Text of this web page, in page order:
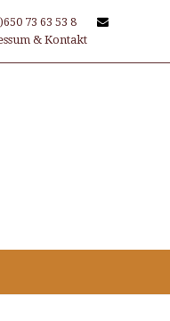
73 63 53 8
& Kontakt